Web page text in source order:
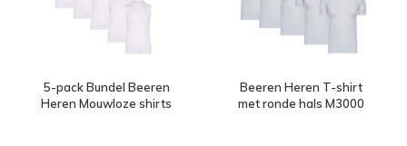
5-pack Bundel Beeren
Heren Mouwloze shirts
Beeren Heren T-shirt
met ronde hals M3000